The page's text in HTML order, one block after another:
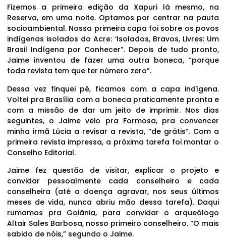
Fizemos a primeira edição da Xapuri lá mesmo, na
Reserva, em uma noite. Optamos por centrar na pauta
socioambiental. Nossa primeira capa foi sobre os povos
indígenas isolados do Acre: ‘Isolados, Bravos, Livres: Um
Brasil Indígena por Conhecer”. Depois de tudo pronto,
Jaime inventou de fazer uma outra boneca, “porque
toda revista tem que ter número zero”.
Dessa vez finquei pé, ficamos com a capa indígena.
Voltei pra Brasília com a boneca praticamente pronta e
com a missão de dar um jeito de imprimir. Nos dias
seguintes, o Jaime veio pra Formosa, pra convencer
minha irmã Lúcia a revisar a revista, “de grátis”. Com a
primeira revista impressa, a próxima tarefa foi montar o
Conselho Editorial.
Jaime fez questão de visitar, explicar o projeto e
convidar pessoalmente cada conselheiro e cada
conselheira (até a doença agravar, nos seus últimos
meses de vida, nunca abriu mão dessa tarefa). Daqui
rumamos pra Goiânia, para convidar o arqueólogo
Altair Sales Barbosa, nosso primeiro conselheiro. “O mais
sabido de nóis,” segundo o Jaime.